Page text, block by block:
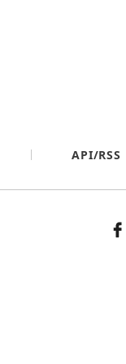
款與隱私政策
API/RSS